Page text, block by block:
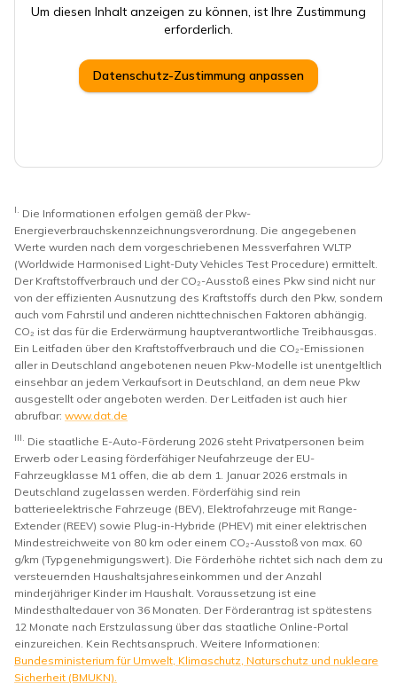
Um diesen Inhalt anzeigen zu können, ist Ihre Zustimmung
erforderlich.
Datenschutz-Zustimmung anpassen
I. Die Informationen erfolgen gemäß der Pkw-
Energieverbrauchskennzeichnungsverordnung. Die angegebenen
Werte wurden nach dem vorgeschriebenen Messverfahren WLTP
(Worldwide Harmonised Light-Duty Vehicles Test Procedure) ermittelt.
Der Kraftstoffverbrauch und der CO₂-Ausstoß eines Pkw sind nicht nur
von der effizienten Ausnutzung des Kraftstoffs durch den Pkw, sondern
auch vom Fahrstil und anderen nichttechnischen Faktoren abhängig.
CO₂ ist das für die Erderwärmung hauptverantwortliche Treibhausgas.
Ein Leitfaden über den Kraftstoffverbrauch und die CO₂-Emissionen
aller in Deutschland angebotenen neuen Pkw-Modelle ist unentgeltlich
einsehbar an jedem Verkaufsort in Deutschland, an dem neue Pkw
ausgestellt oder angeboten werden. Der Leitfaden ist auch hier
abrufbar: www.dat.de
III. Die staatliche E-Auto-Förderung 2026 steht Privatpersonen beim
Erwerb oder Leasing förderfähiger Neufahrzeuge der EU-
Fahrzeugklasse M1 offen, die ab dem 1. Januar 2026 erstmals in
Deutschland zugelassen werden. Förderfähig sind rein
batterieelektrische Fahrzeuge (BEV), Elektrofahrzeuge mit Range-
Extender (REEV) sowie Plug-in-Hybride (PHEV) mit einer elektrischen
Mindestreichweite von 80 km oder einem CO₂-Ausstoß von max. 60
g/km (Typgenehmigungswert). Die Förderhöhe richtet sich nach dem zu
versteuernden Haushaltsjahreseinkommen und der Anzahl
minderjähriger Kinder im Haushalt. Voraussetzung ist eine
Mindesthaltedauer von 36 Monaten. Der Förderantrag ist spätestens
12 Monate nach Erstzulassung über das staatliche Online-Portal
einzureichen. Kein Rechtsanspruch. Weitere Informationen:
Bundesministerium für Umwelt, Klimaschutz, Naturschutz und nukleare
Sicherheit (BMUKN).